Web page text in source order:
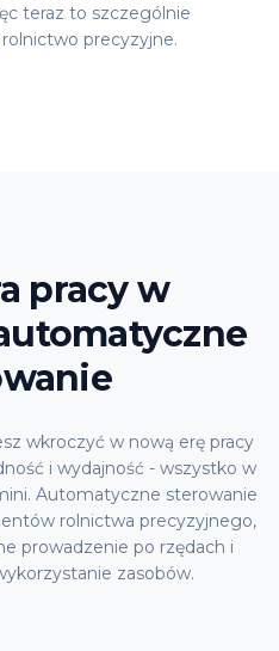
teraz to szczególnie
precyzyjne.
pracy w
wkroczyć w nową erę pracy
i wydajność - wszystko w
Automatyczne sterowanie
rolnictwa precyzyjnego,
prowadzenie po rzędach i
zasobów.